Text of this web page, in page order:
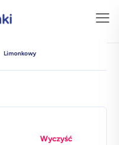
Limonkowy
Wyczyść